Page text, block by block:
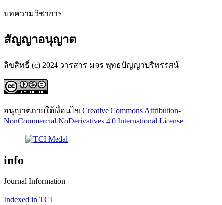
บทความวิชาการ
สัญญาอนุญาต
ลิขสิทธิ์ (c) 2024 วารสาร มจร พุทธปัญญาปริทรรศน์
อนุญาตภายใต้เงื่อนไข Creative Commons Attribution-
NonCommercial-NoDerivatives 4.0 International License.
info
Journal Information
Indexed in TCI